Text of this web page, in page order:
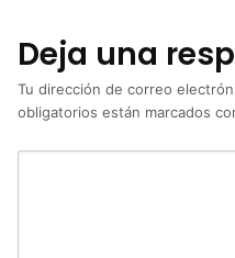
Deja una
Tu dirección de correo
obligatorios están marcados